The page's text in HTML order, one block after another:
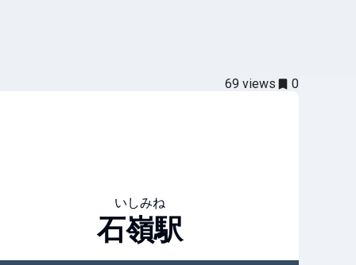
69 views 0
いしみね
石嶺駅